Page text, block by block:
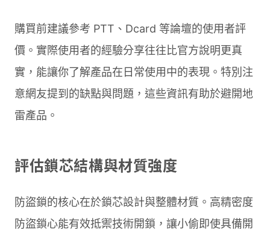
購買前建議參考 PTT、Dcard 等論壇的使用者評
價。實際使用者的經驗分享往往比官方說明更真
實，能讓你了解產品在日常使用中的表現。特別注
意網友提到的缺點與問題，這些資訊有助於避開地
雷產品。
評估鎖芯結構與材質強度
防盜鎖的核心在於鎖芯設計與整體材質。高精密度
防盜鎖心能有效抵禦技術開鎖，讓小偷即使具備開